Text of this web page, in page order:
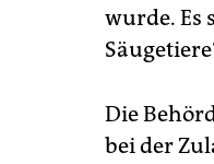
wurde. Es
Die
bei der